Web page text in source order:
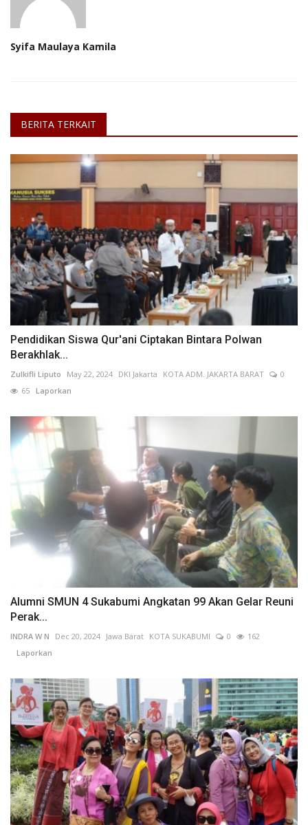
Syifa Maulaya Kamila
BERITA TERKAIT
Pendidikan Siswa Qur'ani Ciptakan Bintara Polwan
Berakhlak...
Zulkifli Liputo May 22, 2024 DKI Jakarta KOTA ADM. JAKARTA BARAT
0
65 Laporkan
Alumni SMUN 4 Sukabumi Angkatan 99 Akan Gelar Reuni
Perak...
INDRA W N Dec 20, 2024 Jawa Barat KOTA SUKABUMI 0
162
Laporkan